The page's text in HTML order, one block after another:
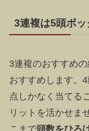
3連複は5頭ボ
3連複のおすすめ
おすすめ します。
点しかなく当てる
リットを活かせま
こまで頭数をひろ